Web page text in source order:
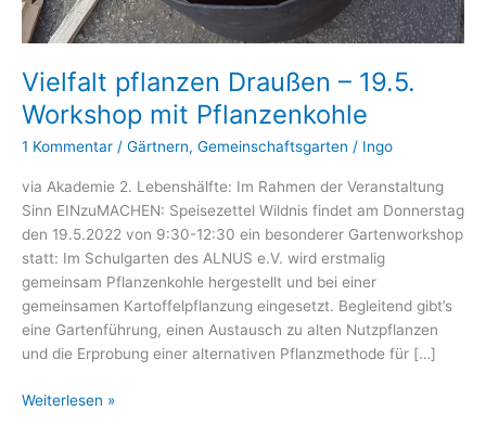
Vielfalt pflanzen Draußen – 19.5.
Workshop mit Pflanzenkohle
1 Kommentar / Gärtnern, Gemeinschaftsgarten / Ingo
via Akademie 2. Lebenshälfte: Im Rahmen der Veranstaltung
Sinn EINzuMACHEN: Speisezettel Wildnis findet am Donnerstag
den 19.5.2022 von 9:30-12:30 ein besonderer Gartenworkshop
statt: Im Schulgarten des ALNUS e.V. wird erstmalig
gemeinsam Pflanzenkohle hergestellt und bei einer
gemeinsamen Kartoffelpflanzung eingesetzt. Begleitend gibt’s
eine Gartenführung, einen Austausch zu alten Nutzpflanzen
und die Erprobung einer alternativen Pflanzmethode für […]
Vielfalt
Weiterlesen »